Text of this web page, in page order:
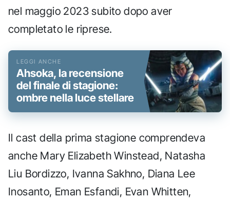
nel maggio 2023 subito dopo aver
completato le riprese.
Ahsoka, la recensione
del finale di stagione:
ombre nella luce stellare
Il cast della prima stagione comprendeva
anche Mary Elizabeth Winstead, Natasha
Liu Bordizzo, Ivanna Sakhno, Diana Lee
Inosanto, Eman Esfandi, Evan Whitten,